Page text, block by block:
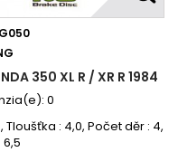
350 XL R / XR R 1984
0
Tloušťka : 4,0, Počet děr : 4,